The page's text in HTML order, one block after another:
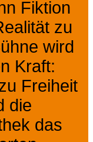
Fiktion
zu
wird
Kraft:
Freiheit
die
das